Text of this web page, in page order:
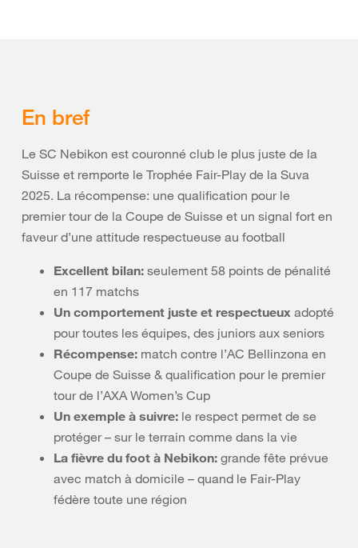
En bref
Le SC Nebikon est couronné club le plus juste de la
Suisse et remporte le Trophée Fair-Play de la Suva
2025. La récompense: une qualification pour le
premier tour de la Coupe de Suisse et un signal fort en
faveur d’une attitude respectueuse au football
Excellent bilan: seulement 58 points de pénalité
en 117 matchs
Un comportement juste et respectueux adopté
pour toutes les équipes, des juniors aux seniors
Récompense: match contre l’AC Bellinzona en
Coupe de Suisse & qualification pour le premier
tour de l’AXA Women’s Cup
Un exemple à suivre: le respect permet de se
protéger – sur le terrain comme dans la vie
La fièvre du foot à Nebikon: grande fête prévue
avec match à domicile – quand le Fair-Play
fédère toute une région